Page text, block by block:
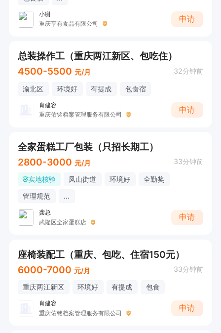
小谢
重庆享有食品有限公司
申请
总装操作工（重庆两江新区、包吃住）
4500-5500 元/月 32分钟前
渝北区 环境好 有提成 包食宿
肖建容
重庆佑铭档案管理服务有限公司
申请
全家蛋糕工厂包装（只招长期工）
2800-3000 元/月 33分钟前
实地核验 凤山街道 环境好
全勤奖
管理规范
...
龚总
武隆区全家蛋糕店
申请
座椅装配工（重庆、包吃、住宿150元）
6000-7000 元/月 33分钟前
重庆两江新区 环境好 有提成 包食
肖建容
重庆佑铭档案管理服务有限公司
申请